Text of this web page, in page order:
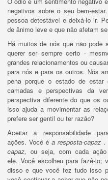
negativos sobre o seu bem-estar.
pessoa detestável e deixá-lo ir.
de ânimo leve e que não afetam
Há muitos de nós que não pode
querer ser sempre certo -
grandes relacionamentos ou
para nós e para os outros. Nós
pena porque o estado de
camadas e perspectivas da
perspectiva diferente do que os
isso ajuda a movimentar as
prefere ser gentil ou ter razão?
Aceitar a responsabilidade
ações. Você éa resposta-capaz .
capaz, ou seja, com cada
ele. Você escolheu para fazê-lo;
disso e que você fez tudo isso